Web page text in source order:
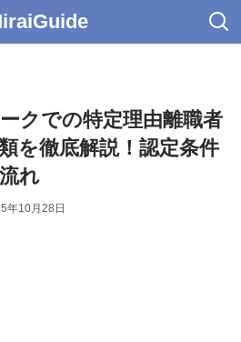
クでの特定理由離職者
を徹底解説！認定条件
れ
年10月28日